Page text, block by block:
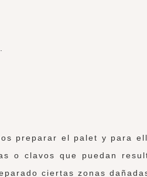
preparar el palet y para
o clavos que puedan
ciertas zonas